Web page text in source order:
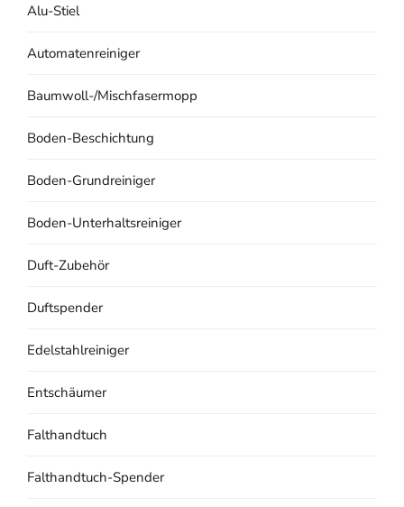
Alu-Stiel
Automatenreiniger
Baumwoll-/Mischfasermopp
Boden-Beschichtung
Boden-Grundreiniger
Boden-Unterhaltsreiniger
Duft-Zubehör
Duftspender
Edelstahlreiniger
Entschäumer
Falthandtuch
Falthandtuch-Spender